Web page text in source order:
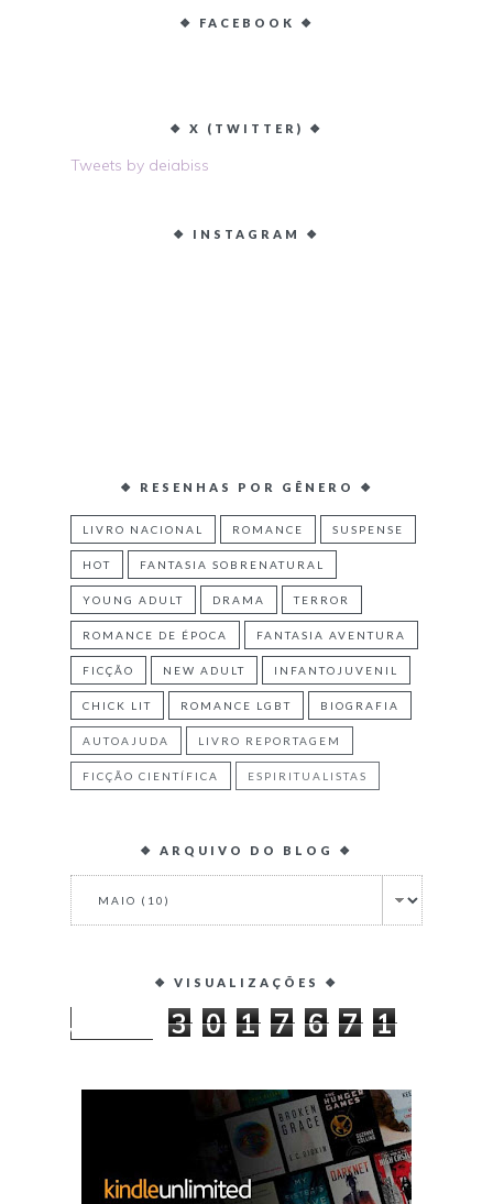
❖ FACEBOOK ❖
❖ X (TWITTER) ❖
Tweets by deiabiss
❖ INSTAGRAM ❖
❖ RESENHAS POR GÊNERO ❖
LIVRO NACIONAL ROMANCE SUSPENSE
HOT FANTASIA SOBRENATURAL
YOUNG ADULT DRAMA TERROR
ROMANCE DE ÉPOCA FANTASIA AVENTURA
FICÇÃO NEW ADULT INFANTOJUVENIL
CHICK LIT ROMANCE LGBT BIOGRAFIA
AUTOAJUDA LIVRO REPORTAGEM
FICÇÃO CIENTÍFICA ESPIRITUALISTAS
❖ ARQUIVO DO BLOG ❖
❖ VISUALIZAÇÕES ❖
3 0 1 7 6 7 1